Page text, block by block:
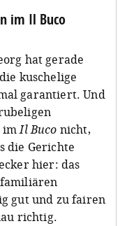
im Il Buco
hat gerade
kuschelige
garantiert. Und
imIl Buco nicht,
die Gerichte
hier: das
gut und zu fairen
richtig.